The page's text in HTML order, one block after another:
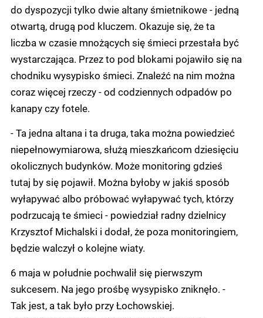
do dyspozycji tylko dwie altany śmietnikowe - jedną
otwartą, drugą pod kluczem. Okazuje się, że ta
liczba w czasie mnożących się śmieci przestała być
wystarczająca. Przez to pod blokami pojawiło się na
chodniku wysypisko śmieci. Znaleźć na nim można
coraz więcej rzeczy - od codziennych odpadów po
kanapy czy fotele.
- Ta jedna altana i ta druga, taka można powiedzieć
niepełnowymiarowa, służą mieszkańcom dziesięciu
okolicznych budynków. Może monitoring gdzieś
tutaj by się pojawił. Można byłoby w jakiś sposób
wyłapywać albo próbować wyłapywać tych, którzy
podrzucają te śmieci - powiedział radny dzielnicy
Krzysztof Michalski i dodał, że poza monitoringiem,
będzie walczył o kolejne wiaty.
6 maja w południe pochwalił się pierwszym
sukcesem. Na jego prośbę wysypisko zniknęło. -
Tak jest, a tak było przy Łochowskiej.